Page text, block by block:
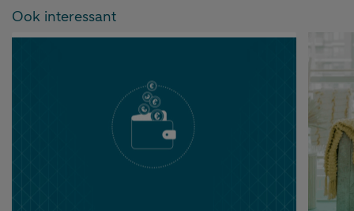
Ook interessant